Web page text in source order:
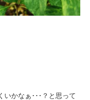
いかなぁ･･･？と思って